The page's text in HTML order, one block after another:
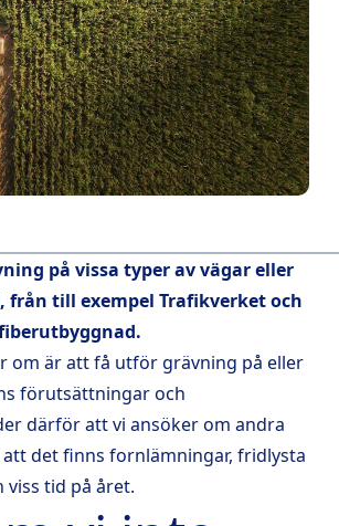
på vissa typer av vägar eller
till exempel Trafikverket och
om är att få utför grävning på eller
förutsättningar och
därför att vi ansöker om andra
det finns fornlämningar, fridlysta
tid på året.